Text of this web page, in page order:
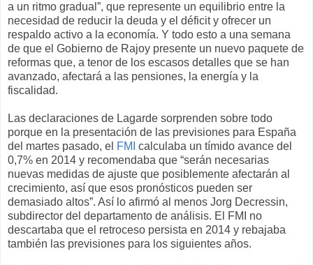
a un ritmo gradual”, que represente un equilibrio entre la
necesidad de reducir la deuda y el déficit y ofrecer un
respaldo activo a la economía. Y todo esto a una semana
de que el Gobierno de Rajoy presente un nuevo paquete de
reformas que, a tenor de los escasos detalles que se han
avanzado, afectará a las pensiones, la energía y la
fiscalidad.
Las declaraciones de Lagarde sorprenden sobre todo
porque en la presentación de las previsiones para España
del martes pasado, el FMI calculaba un tímido avance del
0,7% en 2014 y recomendaba que “serán necesarias
nuevas medidas de ajuste que posiblemente afectarán al
crecimiento, así que esos pronósticos pueden ser
demasiado altos”. Así lo afirmó al menos Jorg Decressin,
subdirector del departamento de análisis. El FMI no
descartaba que el retroceso persista en 2014 y rebajaba
también las previsiones para los siguientes años.